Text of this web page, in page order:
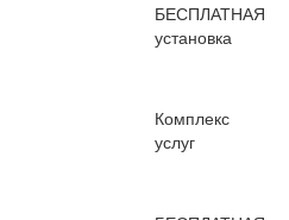
БЕСПЛАТНАЯ
установка
Комплекс
услуг